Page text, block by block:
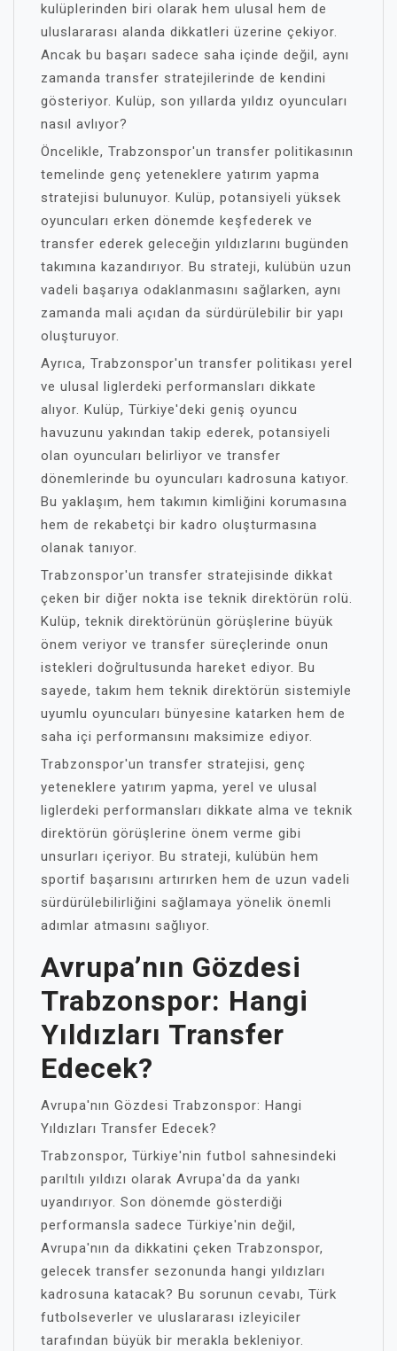
kulüplerinden biri olarak hem ulusal hem de
uluslararası alanda dikkatleri üzerine çekiyor.
Ancak bu başarı sadece saha içinde değil, aynı
zamanda transfer stratejilerinde de kendini
gösteriyor. Kulüp, son yıllarda yıldız oyuncuları
nasıl avlıyor?
Öncelikle, Trabzonspor'un transfer politikasının
temelinde genç yeteneklere yatırım yapma
stratejisi bulunuyor. Kulüp, potansiyeli yüksek
oyuncuları erken dönemde keşfederek ve
transfer ederek geleceğin yıldızlarını bugünden
takımına kazandırıyor. Bu strateji, kulübün uzun
vadeli başarıya odaklanmasını sağlarken, aynı
zamanda mali açıdan da sürdürülebilir bir yapı
oluşturuyor.
Ayrıca, Trabzonspor'un transfer politikası yerel
ve ulusal liglerdeki performansları dikkate
alıyor. Kulüp, Türkiye'deki geniş oyuncu
havuzunu yakından takip ederek, potansiyeli
olan oyuncuları belirliyor ve transfer
dönemlerinde bu oyuncuları kadrosuna katıyor.
Bu yaklaşım, hem takımın kimliğini korumasına
hem de rekabetçi bir kadro oluşturmasına
olanak tanıyor.
Trabzonspor'un transfer stratejisinde dikkat
çeken bir diğer nokta ise teknik direktörün rolü.
Kulüp, teknik direktörünün görüşlerine büyük
önem veriyor ve transfer süreçlerinde onun
istekleri doğrultusunda hareket ediyor. Bu
sayede, takım hem teknik direktörün sistemiyle
uyumlu oyuncuları bünyesine katarken hem de
saha içi performansını maksimize ediyor.
Trabzonspor'un transfer stratejisi, genç
yeteneklere yatırım yapma, yerel ve ulusal
liglerdeki performansları dikkate alma ve teknik
direktörün görüşlerine önem verme gibi
unsurları içeriyor. Bu strateji, kulübün hem
sportif başarısını artırırken hem de uzun vadeli
sürdürülebilirliğini sağlamaya yönelik önemli
adımlar atmasını sağlıyor.
Avrupa’nın Gözdesi
Trabzonspor: Hangi
Yıldızları Transfer
Edecek?
Avrupa'nın Gözdesi Trabzonspor: Hangi
Yıldızları Transfer Edecek?
Trabzonspor, Türkiye'nin futbol sahnesindeki
parıltılı yıldızı olarak Avrupa'da da yankı
uyandırıyor. Son dönemde gösterdiği
performansla sadece Türkiye'nin değil,
Avrupa'nın da dikkatini çeken Trabzonspor,
gelecek transfer sezonunda hangi yıldızları
kadrosuna katacak? Bu sorunun cevabı, Türk
futbolseverler ve uluslararası izleyiciler
tarafından büyük bir merakla bekleniyor.